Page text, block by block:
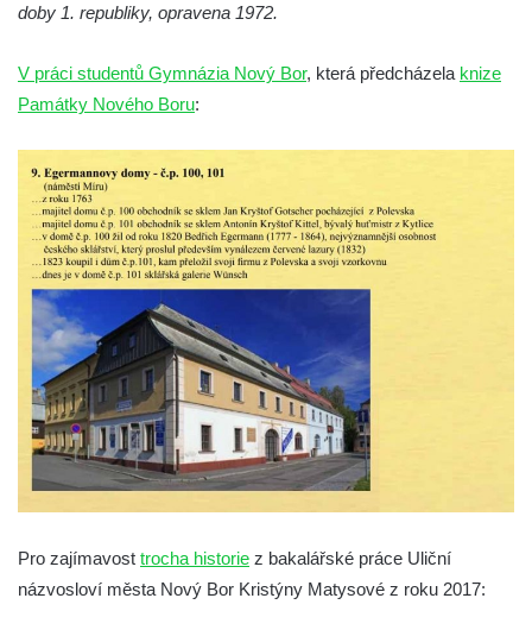
Dům čp. 104/9 na Lužickém náměstí v
Dům čp. 102/7 na Lužickém náměstí v
Rumburku
Rumburku (tiskárna Heinricha Pfeifera)
Bývalý špitál v Teplé
Josef Meisel jun., tkalcovna a barevna u
Dolního Podluží
Mattoniho továrna v lázních Kyselka
Dům Stallburg v lázních Kyselka
Vilemínka (Vilemínin dvůr) v lázních
Kyselka
Švýcarský dvůr v lázních Kyselka
Jindřichův dvůr v lázních Kyselka
Mattoniho vila v lázních Kyselka
doby 1. republiky, opravena 1972.
V práci studentů Gymnázia Nový Bor, která předcházela knize
Památky Nového Boru:
Pro zajímavost trocha historie z bakalářské práce Uliční
názvosloví města Nový Bor Kristýny Matysové z roku 2017: